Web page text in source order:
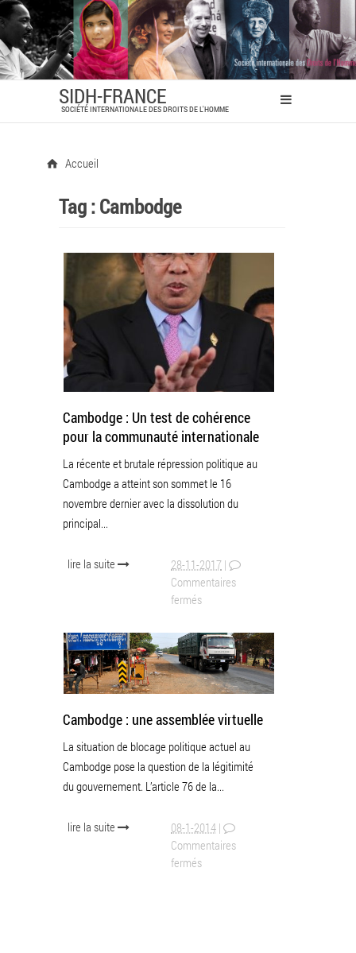
SIDH-FRANCE
SOCIÉTÉ INTERNATIONALE DES DROITS DE L'HOMME
Accueil
Tag :Cambodge
Cambodge : Un test de cohérence
pour la communauté internationale
La récente et brutale répression politique au
Cambodge a atteint son sommet le 16
novembre dernier avec la dissolution du
principal...
lire la suite 28-11-2017 |
Commentaires
fermés
Cambodge : une assemblée virtuelle
La situation de blocage politique actuel au
Cambodge pose la question de la légitimité
du gouvernement. L’article 76 de la...
lire la suite 08-1-2014 |
Commentaires
fermés